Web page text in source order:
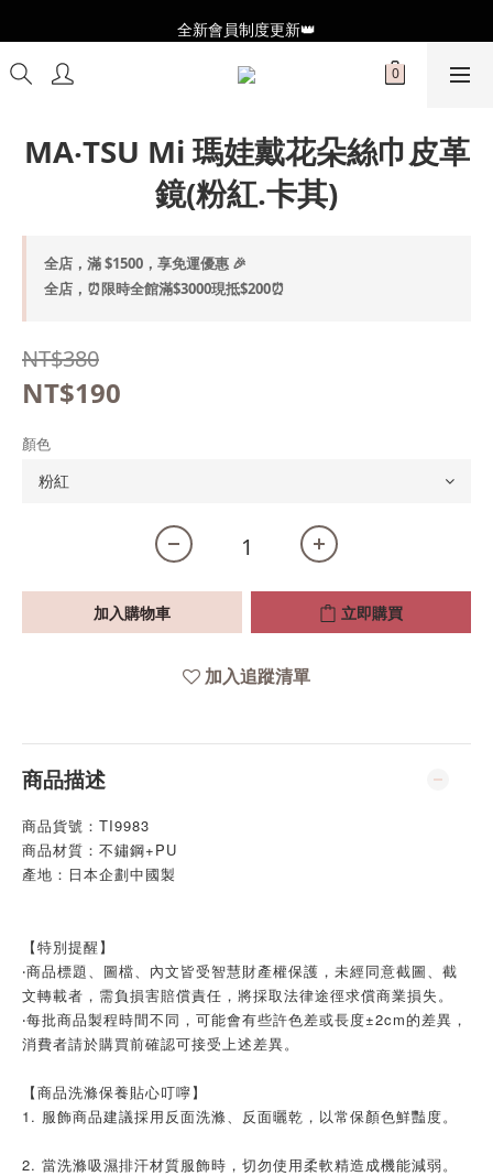
全新會員制度更新👑
全新會員制度更新👑
加入官方LINE🥰最新優惠資訊不錯過
MA‧TSU Mi 瑪娃戴花朵絲巾皮革
鏡(粉紅.卡其)
全店，滿 $1500，享免運優惠 🎉
全店，⏰限時全館滿$3000現抵$200⏰
NT$380
NT$190
顏色
加入購物車 立即購買
加入追蹤清單
商品描述
商品貨號：TI9983
商品材質：不鏽鋼+PU
產地：日本企劃中國製
【特別提醒】
‧商品標題、圖檔、內文皆受智慧財產權保護，未經同意截圖、截
文轉載者，需負損害賠償責任，將採取法律途徑求償商業損失。
‧每批商品製程時間不同，可能會有些許色差或長度±2cm的差異，
消費者請於購買前確認可接受上述差異。
【商品洗滌保養貼心叮嚀】
1. 服飾商品建議採用反面洗滌、反面曬乾，以常保顏色鮮豔度。
2. 當洗滌吸濕排汗材質服飾時，切勿使用柔軟精造成機能減弱。